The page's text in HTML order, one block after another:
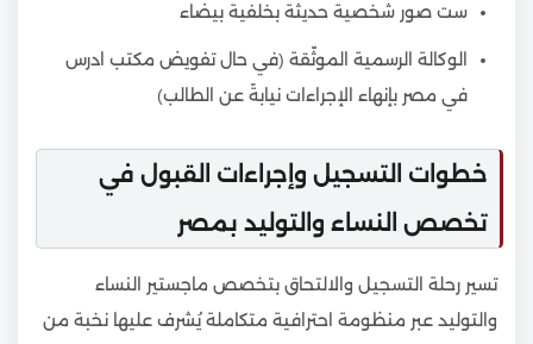
ست صور شخصية حديثة بخلفية بيضاء
الوكالة الرسمية الموثّقة (في حال تفويض مكتب ادرس
في مصر بإنهاء الإجراءات نيابةً عن الطالب)
خطوات التسجيل وإجراءات القبول في
تخصص النساء والتوليد بمصر
تسير رحلة التسجيل والالتحاق بتخصص ماجستير النساء
والتوليد عبر منظومة احترافية متكاملة يُشرف عليها نخبة من